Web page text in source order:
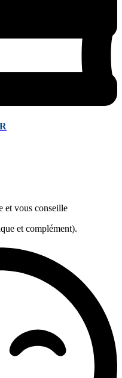
et vous conseille
et complément).